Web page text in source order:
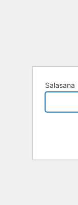
Salasana